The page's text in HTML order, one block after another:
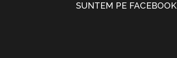
SUNTEM PE FACEBOOK